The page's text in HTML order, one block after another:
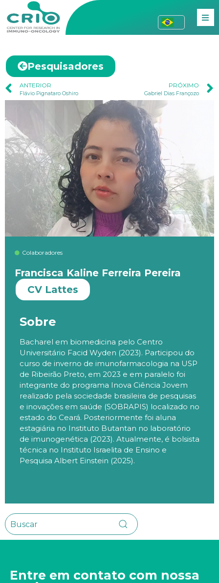
Pesquisadores
ANTERIOR
Flávio Pignataro Oshiro
PRÓXIMO
Gabriel Dias Françozo
Colaboradores
Francisca Kaline Ferreira Pereira
CV Lattes
Sobre
Bacharel em biomedicina pelo Centro
Universitário Facid Wyden (2023). Participou do
curso de inverno de imunofarmacologia na USP
de Ribeirão Preto, em 2023 e em paralelo foi
integrante do programa Inova Ciência Jovem
realizado pela sociedade brasileira de pesquisas
e inovações em saúde (SOBRAPIS) localizado no
estado do Ceará. Posteriormente foi aluna
estagiária no Instituto Butantan no laboratório
de imunogenética (2023). Atualmente, é bolsista
técnica no Instituto Israelita de Ensino e
Pesquisa Albert Einstein (2025).
Entre em contato com nossa